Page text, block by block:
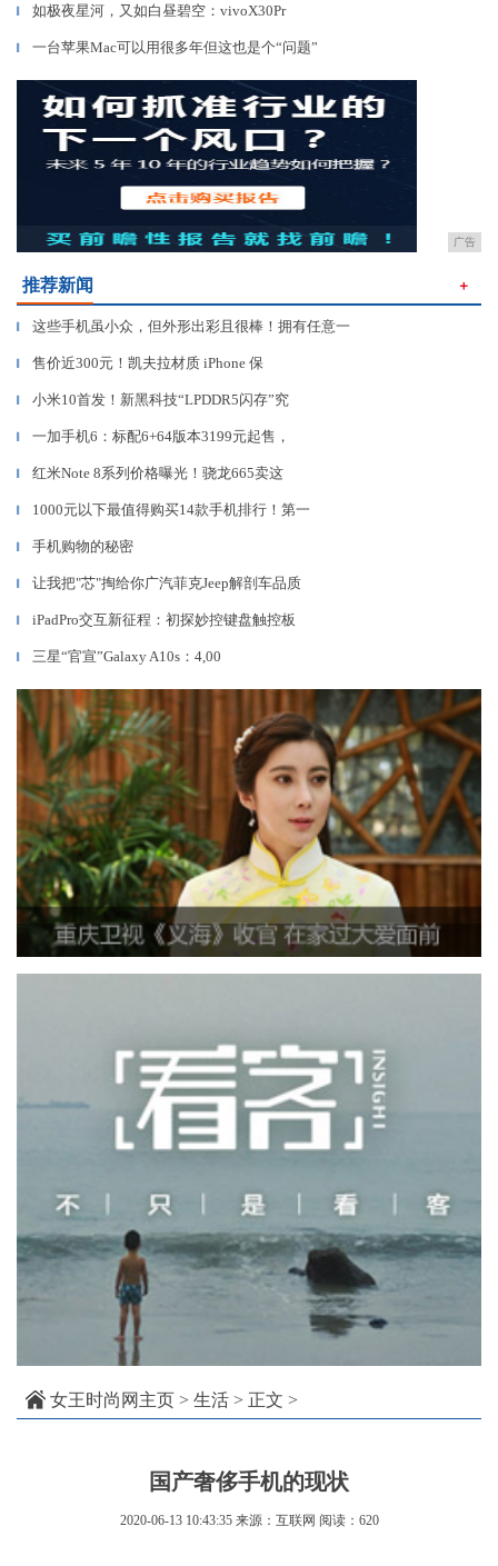
▎ 如极夜星河，又如白昼碧空：vivoX30Pr
▎ 一台苹果Mac可以用很多年但这也是个“问题”
广告
推荐新闻 ＋
▎ 这些手机虽小众，但外形出彩且很棒！拥有任意一
▎ 售价近300元！凯夫拉材质 iPhone 保
▎ 小米10首发！新黑科技“LPDDR5闪存”究
▎ 一加手机6：标配6+64版本3199元起售，
▎ 红米Note 8系列价格曝光！骁龙665卖这
▎ 1000元以下最值得购买14款手机排行！第一
▎ 手机购物的秘密
▎ 让我把"芯"掏给你广汽菲克Jeep解剖车品质
▎ iPadPro交互新征程：初探妙控键盘触控板
▎ 三星“官宣”Galaxy A10s：4,00
女王时尚网主页 > 生活 > 正文 >
国产奢侈手机的现状
2020-06-13 10:43:35 来源：互联网 阅读：620